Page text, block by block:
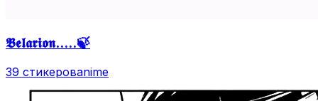
𝕭𝖊𝖑𝖆𝖗𝖎𝖔𝖓.....🍃
39 стикеровanime